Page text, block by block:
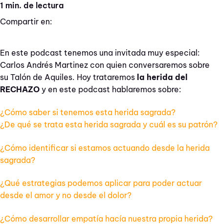
1 min. de lectura
Compartir en:
En este podcast tenemos una invitada muy especial:
Carlos Andrés Martinez con quien conversaremos sobre
su Talón de Aquiles. Hoy trataremos la herida del
RECHAZO y en este podcast hablaremos sobre:
¿Cómo saber si tenemos esta herida sagrada?
¿De qué se trata esta herida sagrada y cuál es su patrón?
¿Cómo identificar si estamos actuando desde la herida
sagrada?
¿Qué estrategias podemos aplicar para poder actuar
desde el amor y no desde el dolor?
¿Cómo desarrollar empatía hacía nuestra propia herida?